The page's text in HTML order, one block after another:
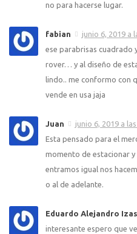
no para hacerse lugar.
fabian
junio 6, 2019 a
ese parabrisas cuadrado
rover… y al diseño de
lindo.. me conformo con
vende en usa jaja
Juan
junio 6, 2019 a
Esta pensado para el
momento de estacionar
entramos igual nos
o al de adelante.
Eduardo Alejandro
interesante espero que